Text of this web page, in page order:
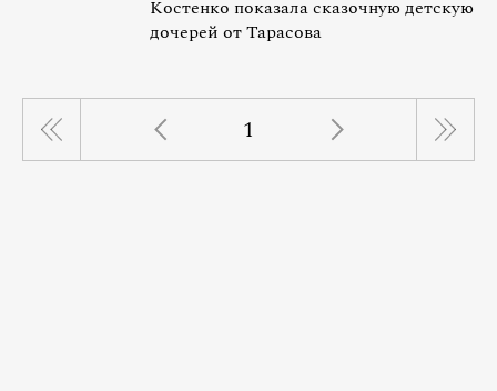
Костенко показала сказочную детскую
дочерей от Тарасова
1